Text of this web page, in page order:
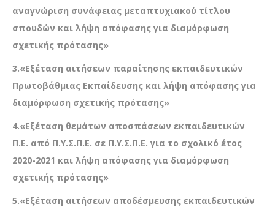
αναγνώριση συνάφειας μεταπτυχιακού τίτλου
σπουδών και λήψη απόφασης για διαμόρφωση
σχετικής πρότασης»
3.«Εξέταση αιτήσεων παραίτησης εκπαιδευτικών
Πρωτοβάθμιας Εκπαίδευσης και λήψη απόφασης για
διαμόρφωση σχετικής πρότασης»
4.«Εξέταση θεμάτων αποσπάσεων εκπαιδευτικών
Π.Ε. από Π.Υ.Σ.Π.Ε. σε Π.Υ.Σ.Π.Ε. για το σχολικό έτος
2020-2021 και λήψη απόφασης για διαμόρφωση
σχετικής πρότασης»
5.«Εξέταση αιτήσεων αποδέσμευσης εκπαιδευτικών